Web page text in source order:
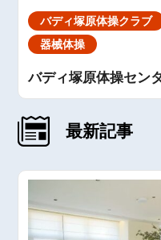
バディ塚原体操クラブ
器械体操
バディ塚原体操セン
最新記事